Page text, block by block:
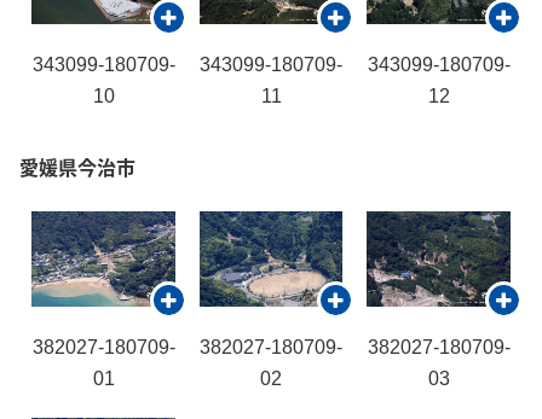
343099-180709-
10
343099-180709-
11
343099-180709-
12
愛媛県今治市
382027-180709-
01
382027-180709-
02
382027-180709-
03